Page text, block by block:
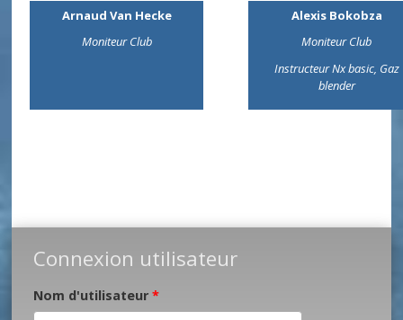
Arnaud Van Hecke
Moniteur Club
Alexis Bokobza
Moniteur Club
Instructeur Nx basic, Gaz
blender
Connexion utilisateur
Nom d'utilisateur*